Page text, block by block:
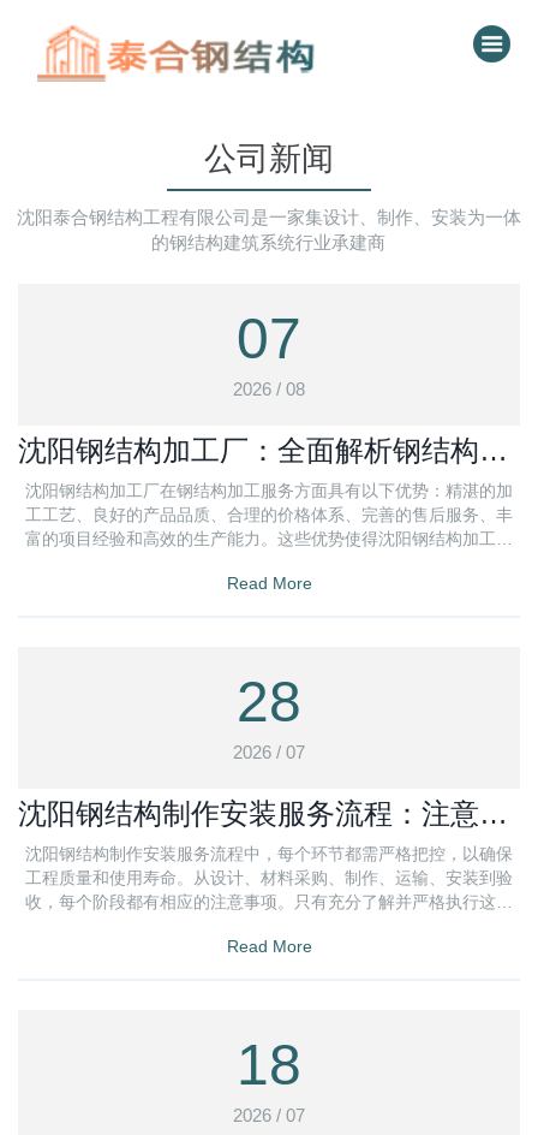
公司新闻
沈阳泰合钢结构工程有限公司是一家集设计、制作、安装为一体
的钢结构建筑系统行业承建商
07
2026 / 08
沈阳钢结构加工厂：全面解析钢结构加
工服务优势
沈阳钢结构加工厂在钢结构加工服务方面具有以下优势：精湛的加
工工艺、良好的产品品质、合理的价格体系、完善的售后服务、丰
富的项目经验和高效的生产能力。这些优势使得沈阳钢结构加工厂
Read More
28
2026 / 07
沈阳钢结构制作安装服务流程：注意事
项盘点
沈阳钢结构制作安装服务流程中，每个环节都需严格把控，以确保
工程质量和使用寿命。从设计、材料采购、制作、运输、安装到验
收，每个阶段都有相应的注意事项。只有充分了解并严格执行这些
Read More
18
2026 / 07